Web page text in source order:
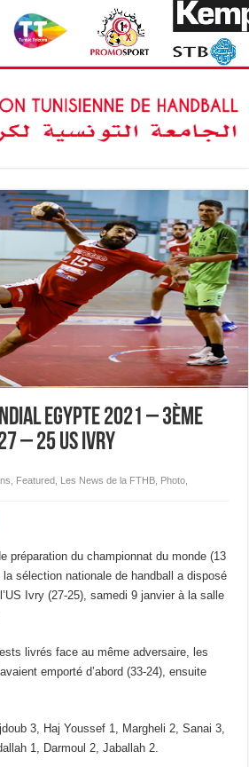
Egypte 2021 – 3ème
– 25 US Ivry
Featured Les News de la FTHB Photo
préparation du championnat du monde (13
sélection nationale de handball a disposé
Ivry (27-25), samedi 9 janvier à la salle
livrés face au même adversaire, les
emporté d’abord (33-24), ensuite
3, Haj Youssef 1, Margheli 2, Sanai 3,
1, Darmoul 2, Jaballah 2.